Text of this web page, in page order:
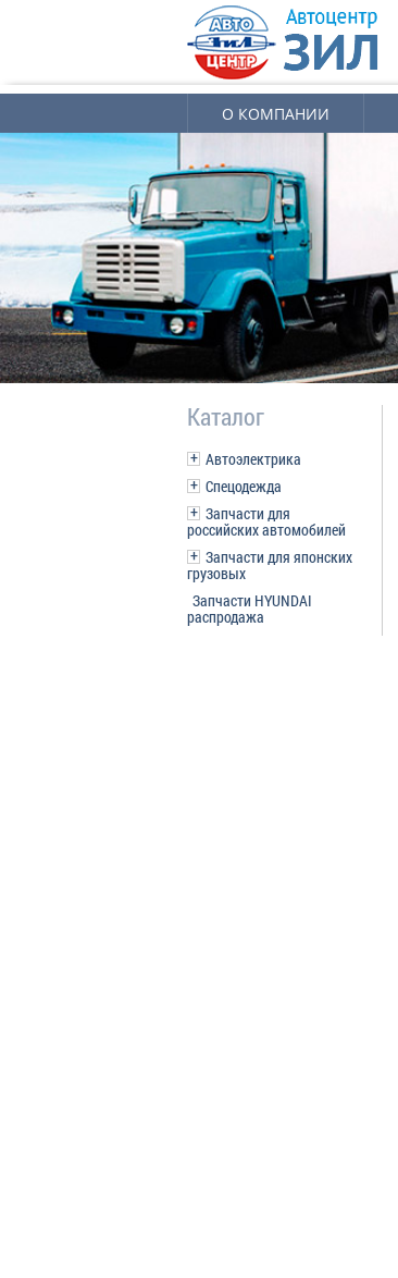
О КОМПАНИИ
Каталог
Автоэлектрика
Спецодежда
Запчасти для
российских автомобилей
Запчасти для японских
грузовых
Запчасти HYUNDAI
распродажа